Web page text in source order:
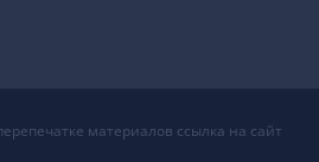
материалов ссылка на сайт